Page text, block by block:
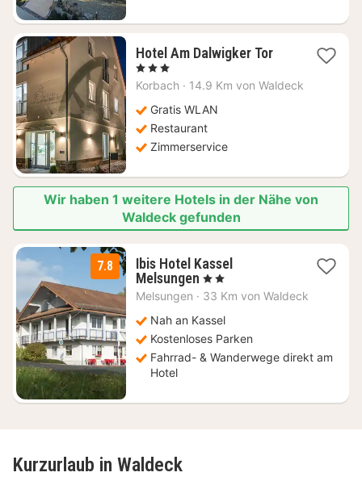
Hotel Am Dalwigker Tor1
ab
, 3 Sterne
Korbach · 14.9 Km von Waldeck
Gratis WLAN
Restaurant
Zimmerservice
Wir haben 1 weitere Hotels in der Nähe von
Waldeck gefunden
7.8
Ibis Hotel Kassel
Melsungen 1
Nacht
75
€
, 2 Sterne
Melsungen · 33 Km von Waldeck
Nah an Kassel
Kostenloses Parken
Fahrrad- & Wanderwege direkt am
Hotel
Kurzurlaub in Waldeck